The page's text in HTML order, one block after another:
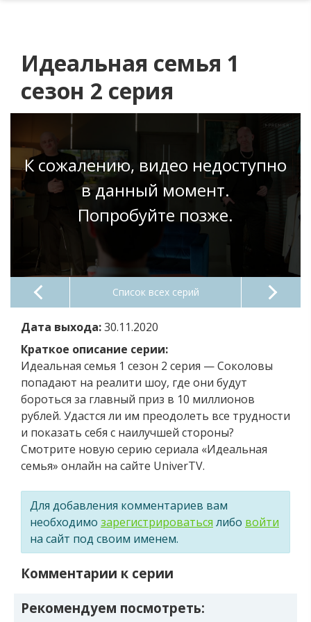
Идеальная семья 1
сезон 2 серия
К сожалению, видео недоступно
в данный момент.
Попробуйте позже.
Список всех серий
Дата выхода:30.11.2020
Краткое описание серии:
Идеальная семья 1 сезон 2 серия — Соколовы
попадают на реалити шоу, где они будут
бороться за главный приз в 10 миллионов
рублей. Удастся ли им преодолеть все трудности
и показать себя с наилучшей стороны?
Смотрите новую серию сериала «Идеальная
семья» онлайн на сайте UniverTV.
Для добавления комментариев вам
необходимо зарегистрироваться либо войти
на сайт под своим именем.
Комментарии к серии
Рекомендуем посмотреть: